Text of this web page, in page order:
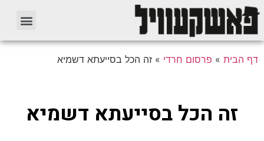
דף הבית » פרסום חרדי » זה הכל בסייעתא דשמיא
זה הכל בסייעתא דשמיא